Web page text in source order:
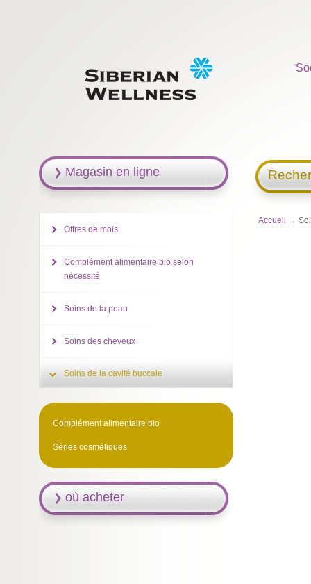
Accueil →
Magasin en ligne
Offres de mois
Complément alimentaire bio selon
nécessité
Soins de la peau
Soins des cheveux
Soins de la cavité buccale
Complément alimentaire bio
Séries cosmétiques
où acheter